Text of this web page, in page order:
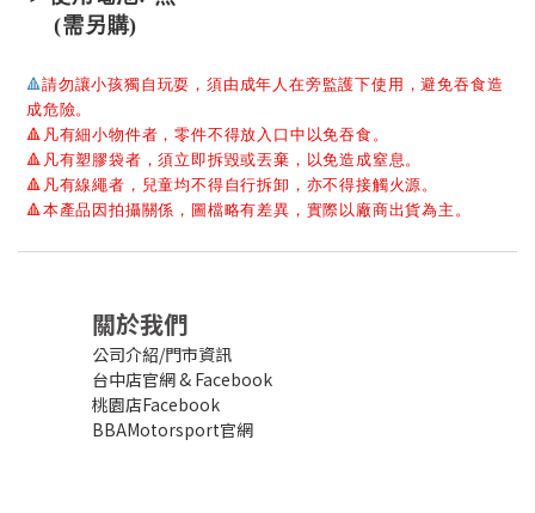
(需另購)
🔺請勿讓小孩獨自玩耍，須由成年人在旁監護下使用，避免吞食造
成危險。
🔺 凡有細小物件者，零件不得放入口中以免吞食。
🔺 凡有塑膠袋者，須立即拆毀或丟棄，以免造成窒息。
🔺 凡有線繩者，兒童均不得自行拆卸，亦不得接觸火源。
🔺本產品因拍攝關係，圖檔略有差異，實際以廠商出貨為主。
關於我們
公司介紹/門市資訊
台中店官網& Facebook
桃園店Facebook
BBAMotorsport官網